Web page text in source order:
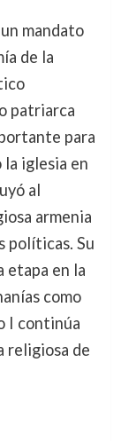
mandato
de la
patriarca
para
iglesia en
al
armenia
políticas. Su
etapa en la
como
I continúa
religiosa de